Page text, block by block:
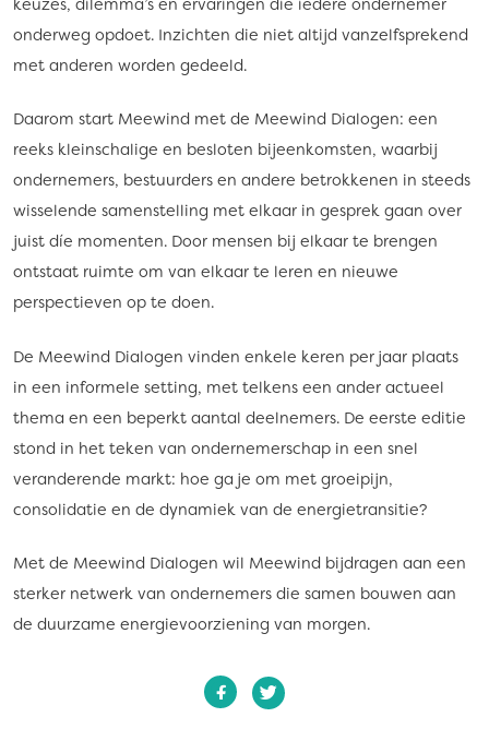
keuzes, dilemma’s en ervaringen die iedere ondernemer
onderweg opdoet. Inzichten die niet altijd vanzelfsprekend
met anderen worden gedeeld.
Daarom start Meewind met de Meewind Dialogen: een
reeks kleinschalige en besloten bijeenkomsten, waarbij
ondernemers, bestuurders en andere betrokkenen in steeds
wisselende samenstelling met elkaar in gesprek gaan over
juist díe momenten. Door mensen bij elkaar te brengen
ontstaat ruimte om van elkaar te leren en nieuwe
perspectieven op te doen.
De Meewind Dialogen vinden enkele keren per jaar plaats
in een informele setting, met telkens een ander actueel
thema en een beperkt aantal deelnemers. De eerste editie
stond in het teken van ondernemerschap in een snel
veranderende markt: hoe ga je om met groeipijn,
consolidatie en de dynamiek van de energietransitie?
Met de Meewind Dialogen wil Meewind bijdragen aan een
sterker netwerk van ondernemers die samen bouwen aan
de duurzame energievoorziening van morgen.